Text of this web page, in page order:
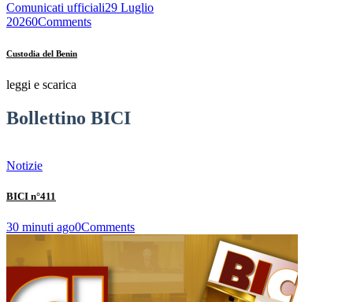
Comunicati ufficiali29 Luglio
20260Comments
Custodia del Benin
leggi e scarica
Bollettino BICI
Notizie
BICI n°411
30 minuti ago0Comments